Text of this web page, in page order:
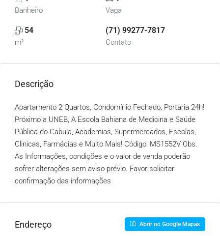
Banheiro Vaga
54
m²
(71) 99277-7817
Contato
Descrição
Apartamento 2 Quartos, Condomínio Fechado, Portaria 24h!
Próximo a UNEB, A Escola Bahiana de Medicina e Saúde
Pública do Cabula, Academias, Supermercados, Escolas,
Clinicas, Farmácias e Muito Mais! Código: MS1552V Obs.
As Informações, condições e o valor de venda poderão
sofrer alterações sem aviso prévio. Favor solicitar
confirmação das informações
Endereço Abrir no Google Mapas